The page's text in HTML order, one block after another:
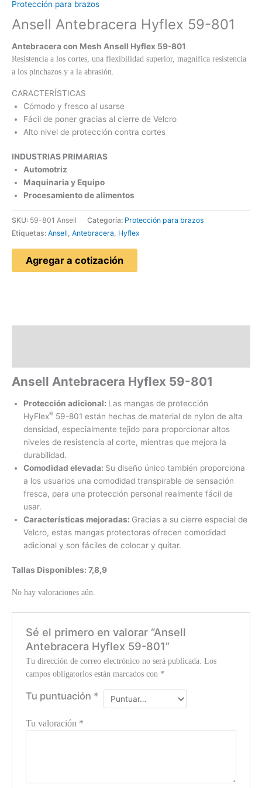
Protección para brazos
Ansell Antebracera Hyflex 59-801
Antebracera con Mesh Ansell Hyflex 59-801
Resistencia a los cortes, una flexibilidad superior, magnífica resistencia
a los pinchazos y a la abrasión.
CARACTERÍSTICAS
Cómodo y fresco al usarse
Fácil de poner gracias al cierre de Velcro
Alto nivel de protección contra cortes
INDUSTRIAS PRIMARIAS
Automotriz
Maquinaria y Equipo
Procesamiento de alimentos
SKU: 59-801 Ansell Categoría: Protección para brazos
Etiquetas: Ansell Antebracera Hyflex
Agregar a cotización
Ansell Antebracera Hyflex 59-801
Protección adicional: Las mangas de protección
HyFlex® 59-801 están hechas de material de nylon de alta
densidad, especialmente tejido para proporcionar altos
niveles de resistencia al corte, mientras que mejora la
durabilidad.
Comodidad elevada: Su diseño único también proporciona
a los usuarios una comodidad transpirable de sensación
fresca, para una protección personal realmente fácil de
usar.
Características mejoradas: Gracias a su cierre especial de
Velcro, estas mangas protectoras ofrecen comodidad
adicional y son fáciles de colocar y quitar.
Tallas Disponibles: 7,8,9
No hay valoraciones aún.
Sé el primero en valorar “Ansell
Antebracera Hyflex 59-801”
Tu dirección de correo electrónico no será publicada. Los
campos obligatorios están marcados con *
Tu puntuación *
Tu valoración *